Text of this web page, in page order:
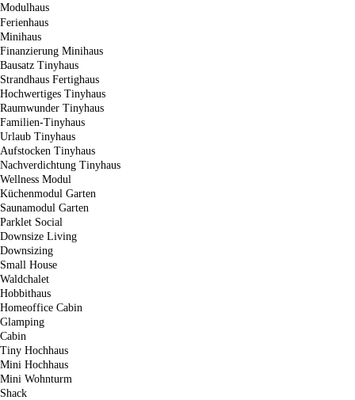
Modulhaus
Ferienhaus
Minihaus
Finanzierung Minihaus
Bausatz Tinyhaus
Strandhaus Fertighaus
Hochwertiges Tinyhaus
Raumwunder Tinyhaus
Familien-Tinyhaus
Urlaub Tinyhaus
Aufstocken Tinyhaus
Nachverdichtung Tinyhaus
Wellness Modul
Küchenmodul Garten
Saunamodul Garten
Parklet Social
Downsize Living
Downsizing
Small House
Waldchalet
Hobbithaus
Homeoffice Cabin
Glamping
Cabin
Tiny Hochhaus
Mini Hochhaus
Mini Wohnturm
Shack